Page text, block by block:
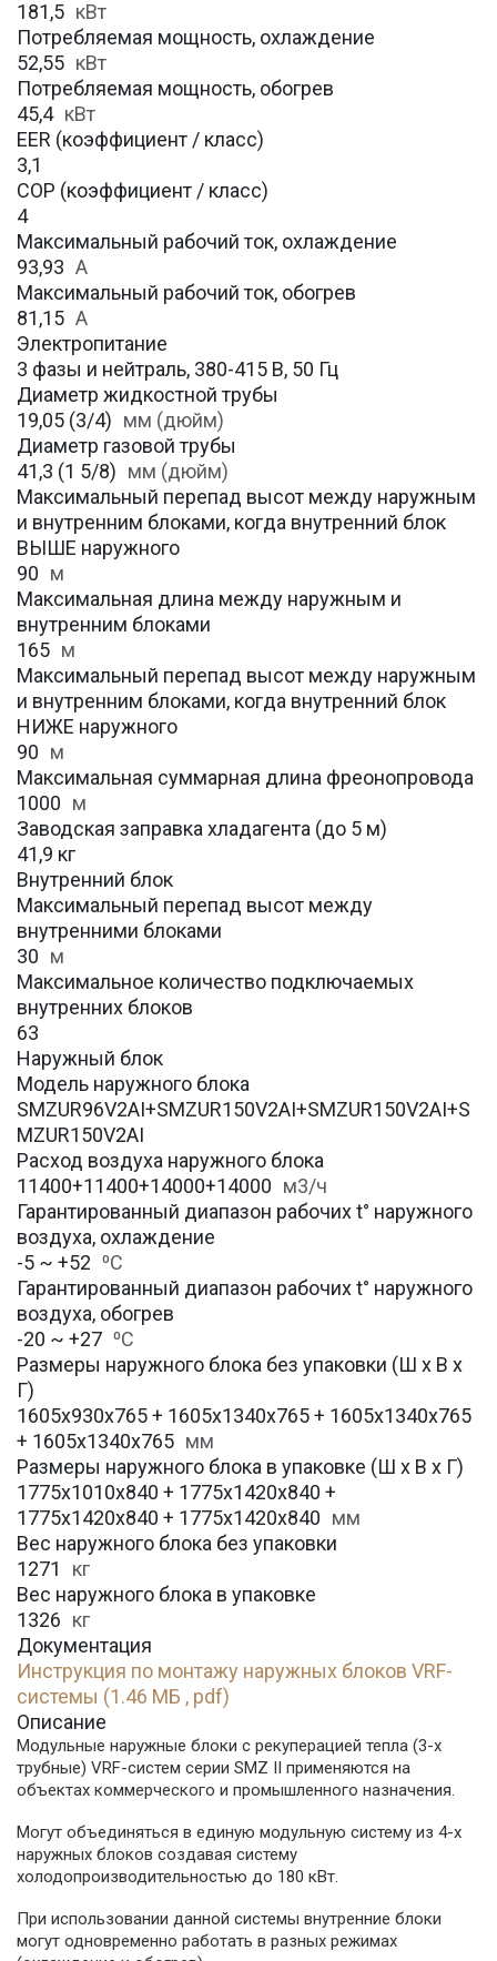
181,5 кВт
Потребляемая мощность, охлаждение
52,55 кВт
Потребляемая мощность, обогрев
45,4 кВт
EER (коэффициент / класс)
3,1
COP (коэффициент / класс)
4
Максимальный рабочий ток, охлаждение
93,93 A
Максимальный рабочий ток, обогрев
81,15 А
Электропитание
3 фазы и нейтраль, 380-415 В, 50 Гц
Диаметр жидкостной трубы
19,05 (3/4) мм (дюйм)
Диаметр газовой трубы
41,3 (1 5/8) мм (дюйм)
Максимальный перепад высот между наружным
и внутренним блоками, когда внутренний блок
ВЫШЕ наружного
90 м
Максимальная длина между наружным и
внутренним блоками
165 м
Максимальный перепад высот между наружным
и внутренним блоками, когда внутренний блок
НИЖЕ наружного
90 м
Максимальная суммарная длина фреонопровода
1000 м
Заводская заправка хладагента (до 5 м)
41,9 кг
Внутренний блок
Максимальный перепад высот между
внутренними блоками
30 м
Максимальное количество подключаемых
внутренних блоков
63
Наружный блок
Модель наружного блока
SMZUR96V2AI+SMZUR150V2AI+SMZUR150V2AI+S
MZUR150V2AI
Расход воздуха наружного блока
11400+11400+14000+14000 м3/ч
Гарантированный диапазон рабочих t° наружного
воздуха, охлаждение
-5 ~ +52 ⁰С
Гарантированный диапазон рабочих t° наружного
воздуха, обогрев
-20 ~ +27 ⁰С
Размеры наружного блока без упаковки (Ш х В х
Г)
1605x930x765 + 1605x1340x765 + 1605x1340x765
+ 1605x1340x765 мм
Размеры наружного блока в упаковке (Ш х В х Г)
1775x1010x840 + 1775x1420x840 +
1775x1420x840 + 1775x1420x840 мм
Вес наружного блока без упаковки
1271
кг
Вес наружного блока в упаковке
1326 кг
Документация
Инструкция по монтажу наружных блоков VRF-
системы (1.46 МБ , pdf)
Описание
Модульные наружные блоки с рекуперацией тепла (3-х
трубные) VRF-систем серии SMZ II применяются на
объектах коммерческого и промышленного назначения.
Могут объединяться в единую модульную систему из 4-х
наружных блоков создавая систему
холодопроизводительностью до 180 кВт.
При использовании данной системы внутренние блоки
могут одновременно работать в разных режимах